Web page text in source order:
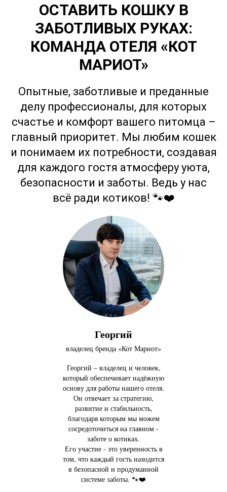
ОСТАВИТЬ КОШКУ В
ЗАБОТЛИВЫХ РУКАХ:
КОМАНДА ОТЕЛЯ «КОТ
МАРИОТ»
Опытные, заботливые и преданные
делу профессионалы, для которых
счастье и комфорт вашего питомца –
главный приоритет. Мы любим кошек
и понимаем их потребности, создавая
для каждого гостя атмосферу уюта,
безопасности и заботы. Ведь у нас
всё ради котиков! 🐾❤️
Георгий
владелец бренда «Кот Мариот»
Георгий – владелец и человек,
который обеспечивает надёжную
основу для работы нашего отеля.
Он отвечает за стратегию,
развитие и стабильность,
благодаря которым мы можем
сосредоточиться на главном -
заботе о котиках.
Его участие - это уверенность в
том, что каждый гость находится
в безопасной и продуманной
системе заботы. 🐾❤️